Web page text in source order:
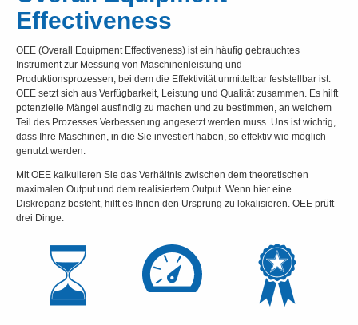
Effectiveness
OEE (Overall Equipment Effectiveness) ist ein häufig gebrauchtes
Instrument zur Messung von Maschinenleistung und
Produktionsprozessen, bei dem die Effektivität unmittelbar feststellbar ist.
OEE setzt sich aus Verfügbarkeit, Leistung und Qualität zusammen. Es hilft
potenzielle Mängel ausfindig zu machen und zu bestimmen, an welchem
Teil des Prozesses Verbesserung angesetzt werden muss. Uns ist wichtig,
dass Ihre Maschinen, in die Sie investiert haben, so effektiv wie möglich
genutzt werden.
Mit OEE kalkulieren Sie das Verhältnis zwischen dem theoretischen
maximalen Output und dem realisiertem Output. Wenn hier eine
Diskrepanz besteht, hilft es Ihnen den Ursprung zu lokalisieren. OEE prüft
drei Dinge: